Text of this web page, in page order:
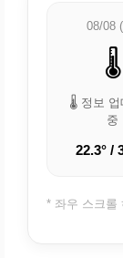
08/08
🌡️
🌡️ 정보 업
중
22.3° /
* 좌우 스크롤